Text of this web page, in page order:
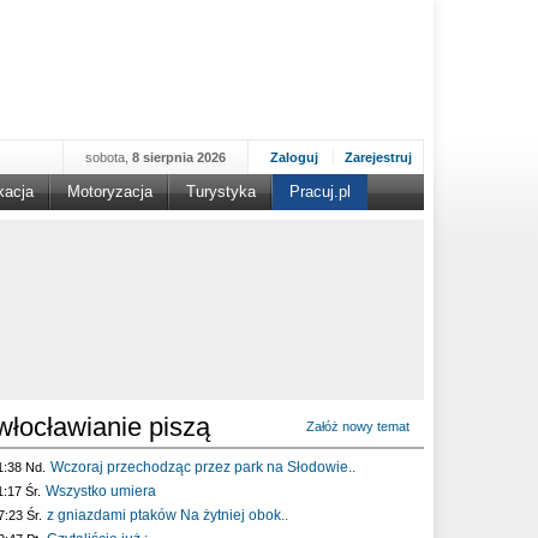
Zaloguj Zarejestruj
sobota, 8 sierpnia 2026
Motoryzacja Turystyka Pracuj.pl
piszą Załóż nowy temat
Nd. Wczoraj przechodząc przez park na Słodowie..
Śr. Wszystko umiera
Śr. z gniazdami ptaków Na żytniej obok..